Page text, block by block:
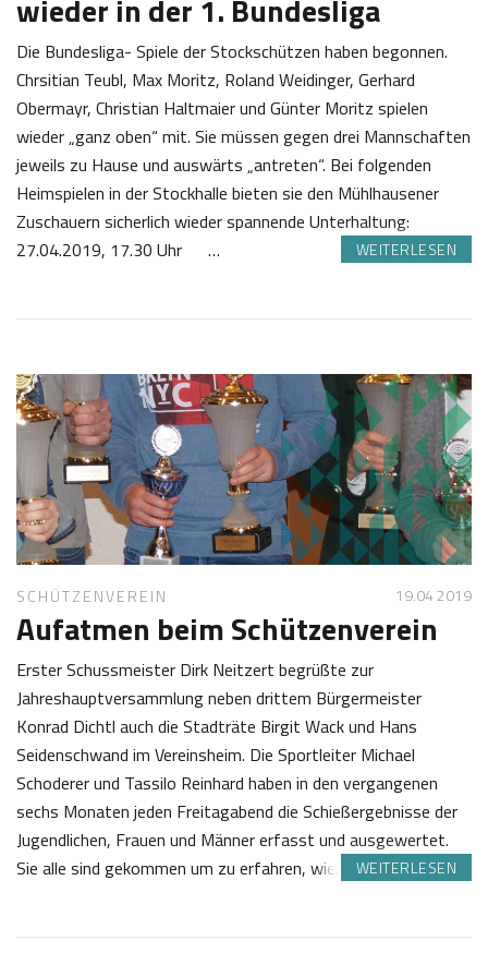
wieder in der 1. Bundesliga
Die Bundesliga- Spiele der Stockschützen haben begonnen.
Chrsitian Teubl, Max Moritz, Roland Weidinger, Gerhard
Obermayr, Christian Haltmaier und Günter Moritz spielen
wieder „ganz oben“ mit. Sie müssen gegen drei Mannschaften
jeweils zu Hause und auswärts „antreten“. Bei folgenden
Heimspielen in der Stockhalle bieten sie den Mühlhausener
Zuschauern sicherlich wieder spannende Unterhaltung:
27.04.2019, 17.30 Uhr …
WEITERLESEN
9
0
4
2
1
9
o
e
f
K
s
t
l
SCHÜTZENVEREIN 19.04 2019
Aufatmen beim Schützenverein
Erster Schussmeister Dirk Neitzert begrüßte zur
Jahreshauptversammlung neben drittem Bürgermeister
Konrad Dichtl auch die Stadträte Birgit Wack und Hans
Seidenschwand im Vereinsheim. Die Sportleiter Michael
Schoderer und Tassilo Reinhard haben in den vergangenen
sechs Monaten jeden Freitagabend die Schießergebnisse der
Jugendlichen, Frauen und Männer erfasst und ausgewertet.
Sie alle sind gekommen um zu erfahren, wie…
WEITERLESEN
9
o